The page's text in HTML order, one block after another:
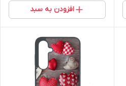
افزودن به سبد